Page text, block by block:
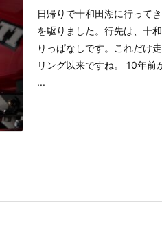
日帰りで十和田湖に行って
を駆りました。行先は、十
りっぱなしです。これだけ
リング以来ですね。 10年
...